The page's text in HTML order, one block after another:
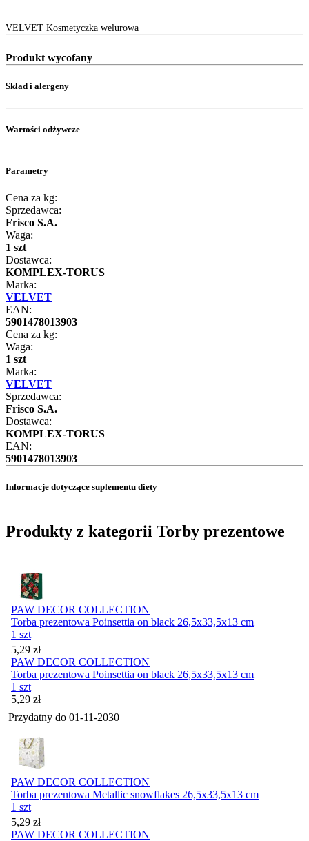
VELVET Kosmetyczka welurowa
Produkt wycofany
Skład i alergeny
Wartości odżywcze
Parametry
Cena za kg:
Sprzedawca:
Frisco S.A.
Waga:
1 szt
Dostawca:
KOMPLEX-TORUS
Marka:
VELVET
EAN:
5901478013903
Cena za kg:
Waga:
1 szt
Marka:
VELVET
Sprzedawca:
Frisco S.A.
Dostawca:
KOMPLEX-TORUS
EAN:
5901478013903
Informacje dotyczące suplementu diety
Produkty z kategorii Torby prezentowe
PAW DECOR COLLECTION
Torba prezentowa Poinsettia on black 26,5x33,5x13 cm
1 szt
Cena
5,29 zł
PAW DECOR COLLECTION
Torba prezentowa Poinsettia on black 26,5x33,5x13 cm
1 szt
Cena
5,29 zł
Przydatny do 01-11-2030
PAW DECOR COLLECTION
Torba prezentowa Metallic snowflakes 26,5x33,5x13 cm
1 szt
Cena
5,29 zł
PAW DECOR COLLECTION